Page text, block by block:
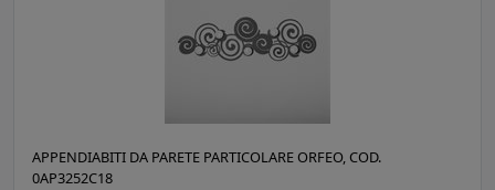
APPENDIABITI DA PARETE PARTICOLARE ORFEO, COD.
0AP3252C18